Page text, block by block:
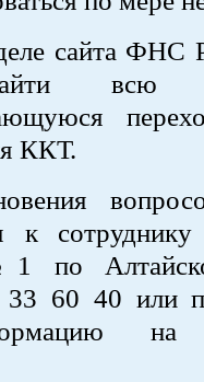
сайта ФНС
всю
ККТ.
к
по
60 40 или